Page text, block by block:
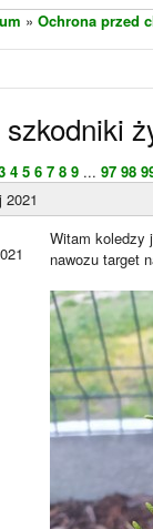
» Ochrona przed
4 5 6 7 8 9 ... 97 98
2021
Witam koledzy
nawozu target